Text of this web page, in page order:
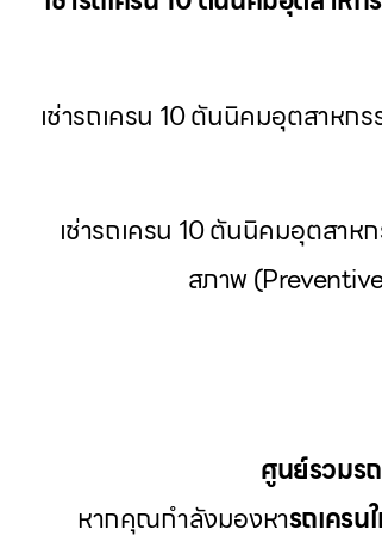
เช่ารถเครน 10 ตันนิคมอุตสาหก
เช่ารถเครน 10 ตันนิคมอุตสา
สภาพ
ศูนย์รวมร
หากคุณกำลังมองหารถเครน